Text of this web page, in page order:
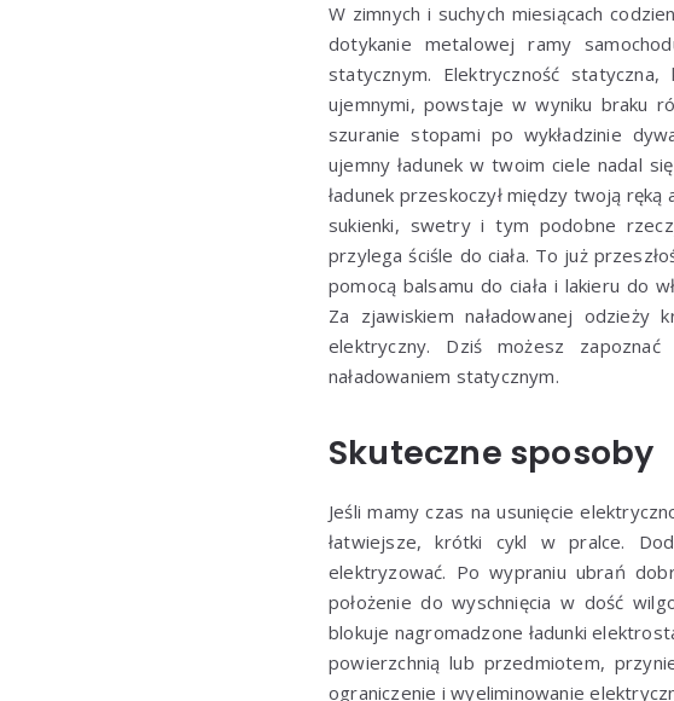
W zimnych i suchych miesiącach
dotykanie metalowej ramy
statycznym. Elektryczność
ujemnymi, powstaje w wyniku braku
szuranie stopami po wykładzinie
ujemny ładunek w twoim ciele nadal
ładunek przeskoczył między twoją
sukienki, swetry i tym podobne
przylega ściśle do ciała. To już
pomocą balsamu do ciała i lakieru do
Za zjawiskiem naładowanej
elektryczny. Dziś możesz
naładowaniem statycznym.
Skuteczne sposoby
Jeśli mamy czas na usunięcie
łatwiejsze, krótki cykl w pralce.
elektryzować. Po wypraniu ubrań
położenie do wyschnięcia w dość
blokuje nagromadzone ładunki
powierzchnią lub przedmiotem,
ograniczenie i wyeliminowanie